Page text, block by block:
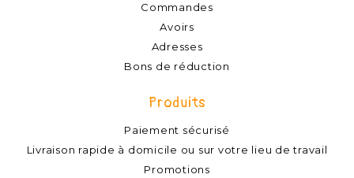
Commandes
Avoirs
Adresses
Bons de réduction
Produits
Paiement sécurisé
Livraison rapide à domicile ou sur votre lieu de travail
Promotions